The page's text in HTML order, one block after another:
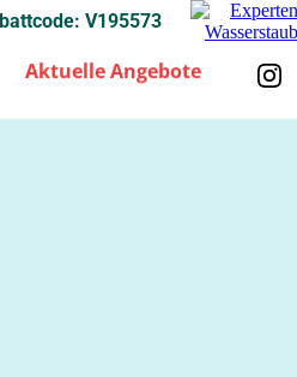
V195573
Aktuelle Angebote